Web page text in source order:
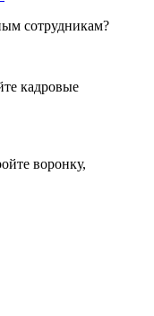
сотрудникам?
кадровые
воронку,